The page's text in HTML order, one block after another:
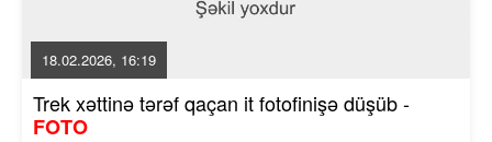
18.02.2026, 16:19
Trek xəttinə tərəf qaçan it fotofinişə düşüb -
FOTO